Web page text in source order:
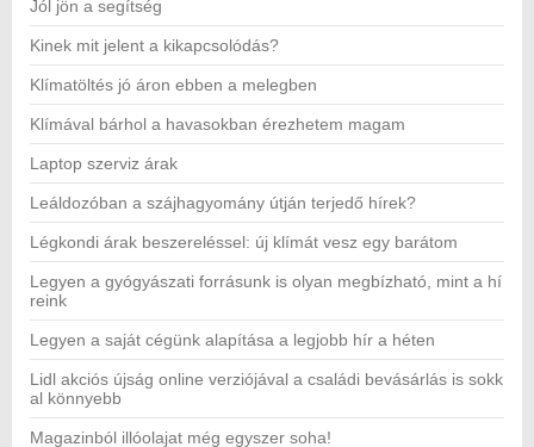
Jól jön a segítség
Kinek mit jelent a kikapcsolódás?
Klímatöltés jó áron ebben a melegben
Klímával bárhol a havasokban érezhetem magam
Laptop szerviz árak
Leáldozóban a szájhagyomány útján terjedő hírek?
Légkondi árak beszereléssel: új klímát vesz egy barátom
Legyen a gyógyászati forrásunk is olyan megbízható, mint a hí
reink
Legyen a saját cégünk alapítása a legjobb hír a héten
Lidl akciós újság online verziójával a családi bevásárlás is sokk
al könnyebb
Magazinból illóolajat még egyszer soha!